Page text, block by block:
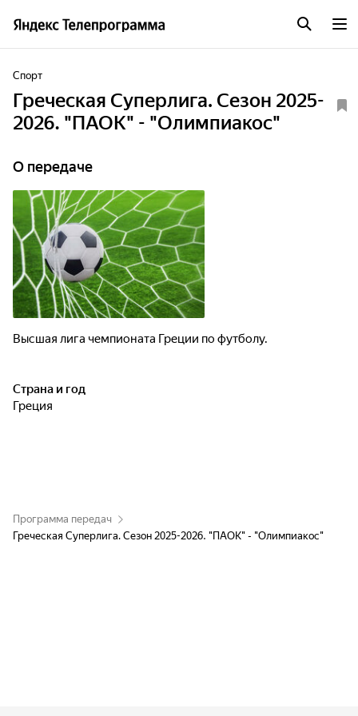
Спорт
Греческая Суперлига. Сезон 2025-
2026. "ПАОК" - "Олимпиакос"
О передаче
Высшая лига чемпионата Греции по футболу.
Страна и год
Греция
Программа передач
Греческая Суперлига. Сезон 2025-2026. "ПАОК" - "Олимпиакос"